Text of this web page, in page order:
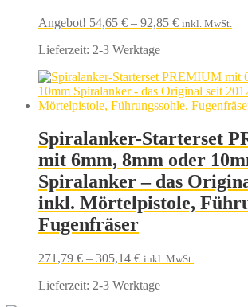
Angebot! 54,65 € – 92,85 € inkl. MwSt.
Lieferzeit: 2-3 Werktage
Spiralanker-Starterset
mit 6mm, 8mm oder
Spiralanker – das
inkl. Mörtelpistole,
Fugenfräser
271,79 € – 305,14 € inkl. MwSt.
Lieferzeit: 2-3 Werktage